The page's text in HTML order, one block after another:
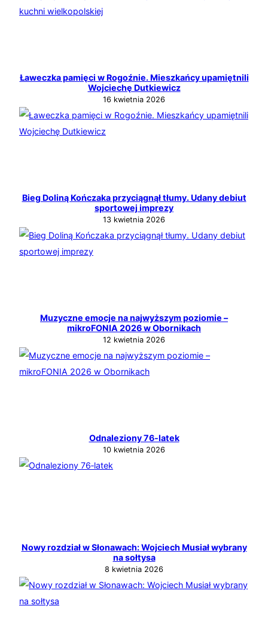
Ławeczka pamięci w Rogoźnie. Mieszkańcy upamiętnili
Wojciechę Dutkiewicz
16 kwietnia 2026
Bieg Doliną Kończaka przyciągnął tłumy. Udany debiut
sportowej imprezy
13 kwietnia 2026
Muzyczne emocje na najwyższym poziomie –
mikroFONIA 2026 w Obornikach
12 kwietnia 2026
Odnaleziony 76‑latek
10 kwietnia 2026
Nowy rozdział w Słonawach: Wojciech Musiał wybrany
na sołtysa
8 kwietnia 2026